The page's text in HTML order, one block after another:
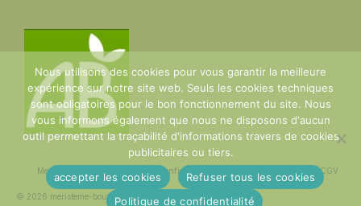
Mentions Légales Politique de confidentialité CGV
© 2026 meristeme-boutique
Nous utilisons des cookies pour vous garantir la meilleure
expérience sur notre site web. Seuls les cookies techniques
sont obligatoires pour le bon fonctionnement du site. Nous
vous informons également que nous ne disposons d'aucun
outil permettant la traçabilité d'informations travers de cookies
publicitaires ou tiers.
accepter les cookies
Refuser tous les cookies
Politique de confidentialité